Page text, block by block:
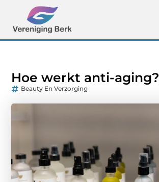
Hoe werkt anti-aging?
Beauty En Verzorging